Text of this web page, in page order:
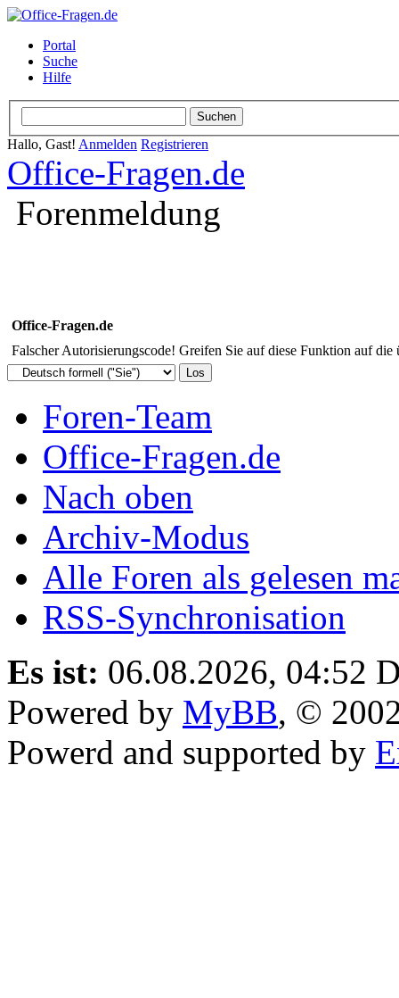
Portal
Suche
Hilfe
Hallo, Gast! Anmelden Registrieren
Office-Fragen.de
Forenmeldung
Office-Fragen.de
Falscher Autorisierungscode! Greifen Sie auf diese Funktion auf
Foren-Team
Office-Fragen.de
Nach oben
Archiv-Modus
Alle Foren als gelesen
RSS-Synchronisation
Es ist: 06.08.2026, 04:52
Powered by MyBB, ©
Powerd and supported by